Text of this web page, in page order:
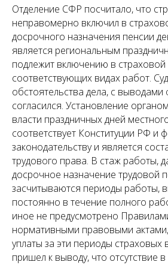
Отделение СФР посчитало, что
неправомерно включил в
досрочного назначения пенсии
является региональным
подлежит включению в страховой
соответствующих видах работ.
обстоятельства дела, с выводами
согласился. Установление
власти праздничных дней
соответствует Конституции РФ и
законодательству и является
трудового права. В стаж работы,
досрочное назначение трудовой
засчитываются периоды работы,
постоянно в течение полного
иное не предусмотрено
нормативными правовыми
уплаты за эти периоды страховых
пришел к выводу, что отсутствие